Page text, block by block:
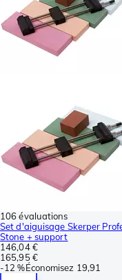
106 évaluations
Set d'aiguisage Skerper
Stone + support
146,04 €
165,95 €
-12 %Économisez 19,91